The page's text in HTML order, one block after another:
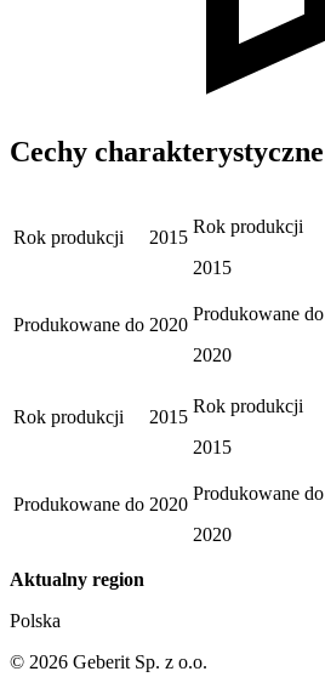
Cechy charakterystyczne
Rok produkcji 2015
Rok produkcji
2015
Produkowane do 2020
Produkowane do
2020
Rok produkcji 2015
Rok produkcji
2015
Produkowane do 2020
Produkowane do
2020
Aktualny region
Polska
© 2026 Geberit Sp. z o.o.